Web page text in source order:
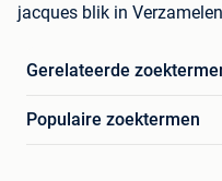
jacques blik in Verzamelen
Gerelateerde
Populaire zoektermen